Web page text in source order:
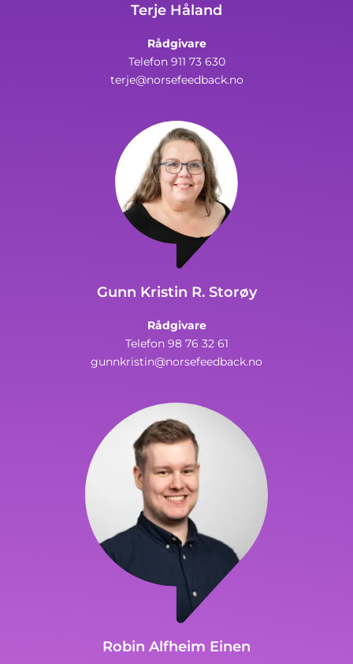
Terje Håland
Rådgivare
Telefon 911 73 630
terje@norsefeedback.no
Gunn Kristin R. Storøy
Rådgivare
Telefon 98 76 32 61
gunnkristin@norsefeedback.no
Robin Alfheim Einen